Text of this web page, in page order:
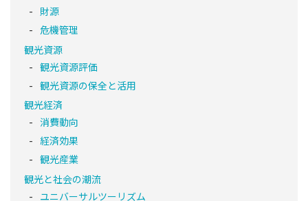
財源
危機管理
観光資源
観光資源評価
観光資源の保全と活用
観光経済
消費動向
経済効果
観光産業
観光と社会の潮流
ユニバーサルツーリズム